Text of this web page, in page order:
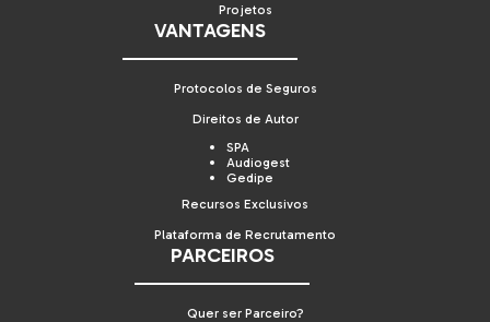
Projetos
VANTAGENS
Protocolos de Seguros
Direitos de Autor
SPA
Audiogest
Gedipe
Recursos Exclusivos
Plataforma de Recrutamento
PARCEIROS
Quer ser Parceiro?